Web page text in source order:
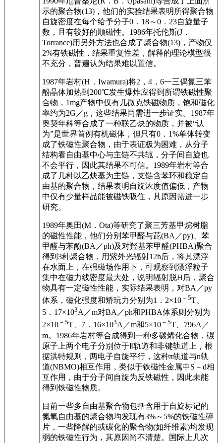
示的聚合物(13)，他们的实验结果表明所得聚合物
自旋密度在每个给予分子0．18～0．23自旋量子
数，且有较好的顺磁性。1986年托伦斯(J．
Torrance)用另外方法也合成了聚合物(13)，产物仅
2%有铁磁性，结果重复性差，解释的理论模型很
不充分，普遍认为结果难以置信。
1987年岩村(H．Iwamura)将2，4，6一三偶氮三苯
酚晶体加热到200℃发生爆炸应得到所谓铁磁性聚
合物，1mg产物中仅有几微克铁磁物质，饱和磁化
率约为2G／g，这些结果尚需进一步证实。1987年
奥契年科等合成了一种联乙炔的物质，并被“认
为”是世界首例有机磁体，但只有0．1%单体转变
成了铁磁性聚合物，由于表证极为困难，从分子
结构看自由基中心与主链不共轭，分子间自旋也
不会平行，因此其结果不可信。1989年岩村等合
成了几种以乙炔基为主链，支链含苯环和稳定自
由基的聚合物，结果表明自旋浓度值偏低，产物
中仅有少量样品能被磁铁吸住，其原因需进一步
研究。
1989年奥田(M．Ota)等研究了聚三芳基甲烷树脂
的磁性性能，他们分别苯甲醛与茈(BA／py)、苯
甲醛与苯酚(BA／ph)及对羟基苯甲醛(PHBA)聚合
得到3种聚合物，用紫外光辐射12h后，将其漂浮
在水面上，在强磁场作用下，可观察到漂浮粒子
集中在磁力线密度最大处，说明辐射脱H后，聚合
物具有一定磁性性能，实际结果表明，对BA／py
体系，磁化强度和矫玩力分别为1．2×10 －5T、
5．17×103A／m对BA／ph和PHBA体系则分别为
2×10 －5T、7．16×103A／m和5×10 －5T、796A／
m。1986年岩村等合成得到一种多碳烯化合物，碳
原子上两个电子分别位于Ⅱ轨道和非键轨道上，根
据洪特规则，两电子自旋平行，这种π轨道与n轨
道(NBMO)相互作用，类似于铁磁性金属中S－d相
互作用，由于分子间自旋为反铁磁性，因此未能
得到铁磁性物质。
目前一些多自由基聚合物包括含用于自旋标记的
氮氧自由基的聚合物均发现有3%～5%的铁磁性碎
片，一些降解的或碳化的聚合物(如纤维素)均发现
弱的铁磁性行为，其原因尚不清楚。国际上几次